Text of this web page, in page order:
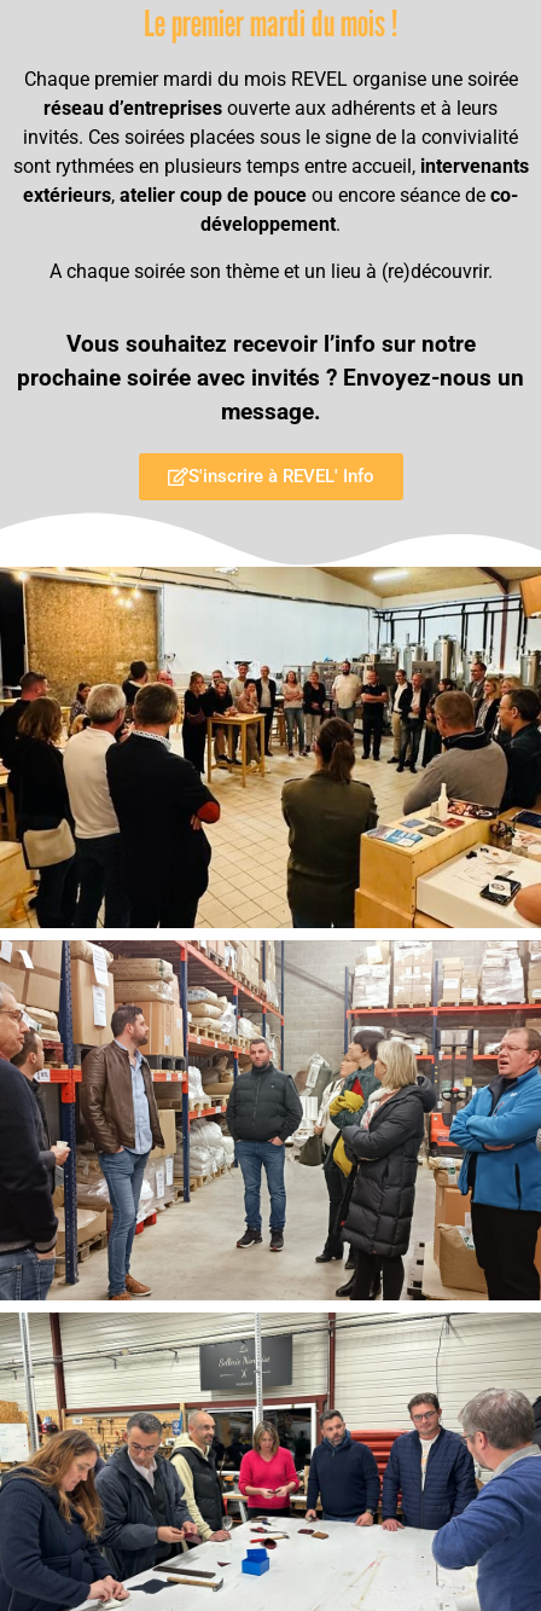
Le premier mardi du mois !
Chaque premier mardi du mois REVEL organise une soirée
réseau d’entreprises ouverte aux adhérents et à leurs
invités. Ces soirées placées sous le signe de la convivialité
sont rythmées en plusieurs temps entre accueil,intervenants
extérieurs, atelier coup de pouce ou encore séance de co-
développement.
A chaque soirée son thème et un lieu à (re)découvrir.
Vous souhaitez recevoir l’info sur notre
prochaine soirée avec invités ? Envoyez-nous un
message.
S'inscrire à REVEL' Info